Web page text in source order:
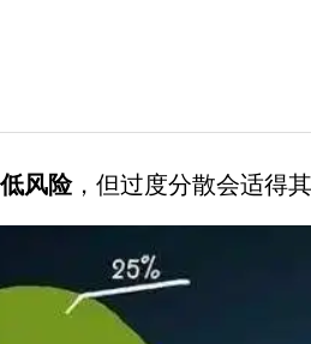
风险，但过度分散会适得